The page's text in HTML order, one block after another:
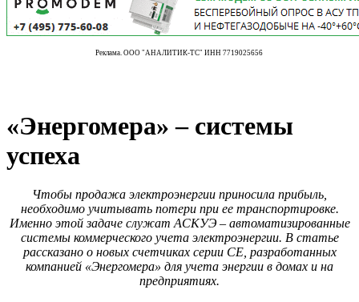
Реклама. ООО "АНАЛИТИК-ТС" ИНН 7719025656
«Энергомера» – системы
успеха
Чтобы продажа электроэнергии приносила прибыль,
необходимо учитывать потери при ее транспортировке.
Именно этой задаче служат АСКУЭ – автоматизированные
системы коммерческого учета электроэнергии. В статье
рассказано о новых счетчиках серии CE, разработанных
компанией «Энергомера» для учета энергии в домах и на
предприятиях.